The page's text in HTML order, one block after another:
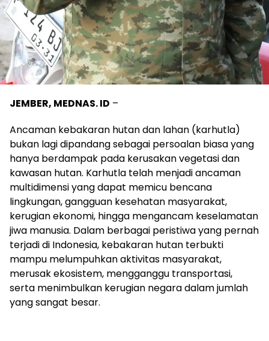
JEMBER, MEDNAS. ID –
Ancaman kebakaran hutan dan lahan (karhutla)
bukan lagi dipandang sebagai persoalan biasa yang
hanya berdampak pada kerusakan vegetasi dan
kawasan hutan. Karhutla telah menjadi ancaman
multidimensi yang dapat memicu bencana
lingkungan, gangguan kesehatan masyarakat,
kerugian ekonomi, hingga mengancam keselamatan
jiwa manusia. Dalam berbagai peristiwa yang pernah
terjadi di Indonesia, kebakaran hutan terbukti
mampu melumpuhkan aktivitas masyarakat,
merusak ekosistem, mengganggu transportasi,
serta menimbulkan kerugian negara dalam jumlah
yang sangat besar.